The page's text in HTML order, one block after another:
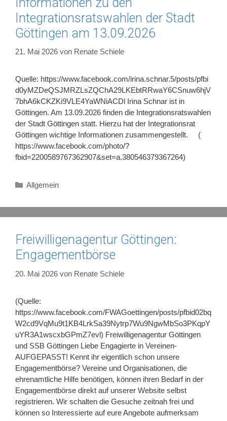
Integrationsratswahlen der Stadt
Göttingen am 13.09.2026
21. Mai 2026 von Renate Schiele
Quelle: https://www.facebook.com/irina.schnar.5/posts/pfbi
d0yMZDeQSJMRZLsZQChA29LKEbtRRwaY6CSnuw6hjV
7bhA6kCKZKi9VLE4YaWNiACDl Irina Schnar ist in
Göttingen. Am 13.09.2026 finden die Integrationsratswahlen
der Stadt Göttingen statt. Hierzu hat der Integrationsrat
Göttingen wichtige Informationen zusammengestellt. (
https://www.facebook.com/photo/?
fbid=2200589767362907&set=a.380546379367264)
Kategorien
Allgemein
Freiwilligenagentur Göttingen:
Engagementbörse
20. Mai 2026 von Renate Schiele
(Quelle:
https://www.facebook.com/FWAGoettingen/posts/pfbid02bq
W2cd9VqMu9t1KB4LrkSa39Nytrp7Wu9NgwMbSo3PKqpY
uYR3A1wscxbGPmZ7evl) Freiwilligenagentur Göttingen
und SSB Göttingen Liebe Engagierte in Vereinen-
AUFGEPASST! Kennt ihr eigentlich schon unsere
Engagementbörse? Vereine und Organisationen, die
ehrenamtliche Hilfe benötigen, können ihren Bedarf in der
Engagementbörse direkt auf unserer Website selbst
registrieren. Wir schalten die Gesuche zeitnah frei und
können so Interessierte auf eure Angebote aufmerksam